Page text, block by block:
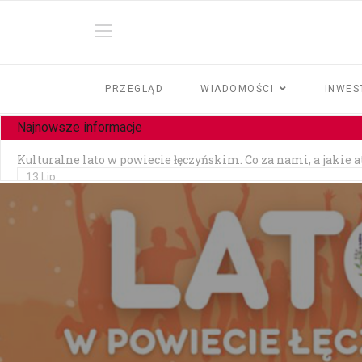
PRZEGLĄD WIADOMOŚCI
Najnowsze informacje
Kulturalne lato w powiecie łęczyńskim. Co za nami, a jakie
13 Lip
Czy jesteśmy tolerancyjni?
Czołowe zderzenie w Zezulinie Niższym — 19-latek stracił
Zainstalowała aplikację na prośbę „pracownika banku" —